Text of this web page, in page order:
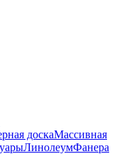
доскаМассивная
ЛинолеумФанера